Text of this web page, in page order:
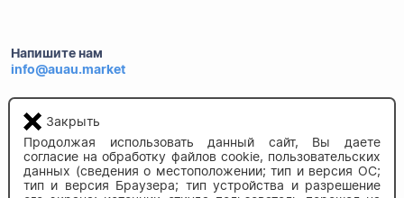
Напишите нам
info@auau.market
236027, г.Калининград
ул.Калязинская 6, оф. 2
Закрыть
Продолжая использовать данный сайт, Вы даете
согласие на обработку файлов cookie, пользовательских
данных (сведения о местоположении; тип и версия ОС;
тип и версия Браузера; тип устройства и разрешение